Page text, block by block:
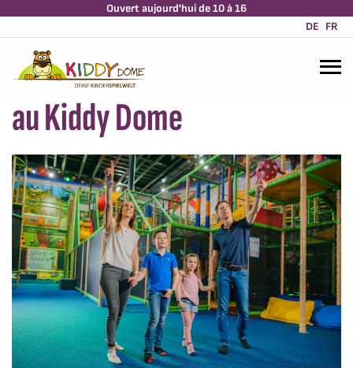
Ouvert aujourd'hui de 10 à 16
DE FR
Du plaisir pour toute la
famille : activités familiales
au Kiddy Dome